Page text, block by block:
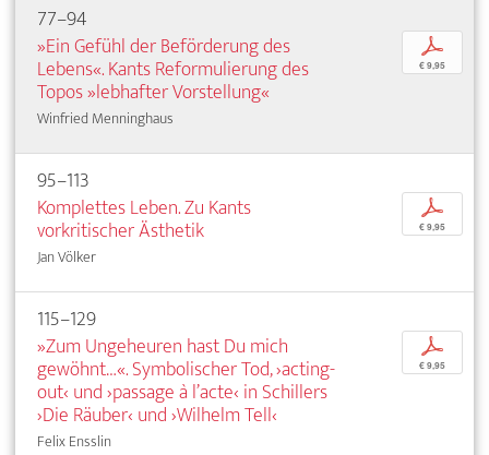
77–94
»Ein Gefühl der Beförderung des
Lebens«. Kants Reformulierung des
Topos »lebhafter Vorstellung«
Winfried Menninghaus
p
€ 9,95
95–113
Komplettes Leben. Zu Kants
vorkritischer Ästhetik
Jan Völker
p
€ 9,95
115–129
»Zum Ungeheuren hast Du mich
gewöhnt…«. Symbolischer Tod, ›acting-
out‹ und ›passage à l’acte‹ in Schillers
›Die Räuber‹ und ›Wilhelm Tell‹
Felix Ensslin
p
€ 9,95